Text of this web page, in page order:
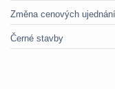
Změna cenových
Černé stavby